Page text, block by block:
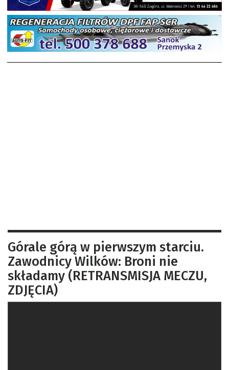
Górale górą w pierwszym starciu.
Zawodnicy Wilków: Broni nie
składamy (RETRANSMISJA MECZU,
ZDJĘCIA)